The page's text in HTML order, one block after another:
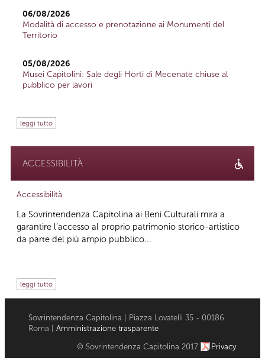
06/08/2026
Modalità di accesso e prenotazione ai Monumenti del
Territorio
05/08/2026
Musei Capitolini: Sale degli Horti di Mecenate chiuse al
pubblico per lavori
leggi tutto
ACCESSIBILITÀ
Accessibilità
La Sovrintendenza Capitolina ai Beni Culturali mira a
garantire l’accesso al proprio patrimonio storico-artistico
da parte del più ampio pubblico...
leggi tutto
Sovrintendenza Capitolina | Piazza Lovatelli 35 - 00186
Roma | Amministrazione trasparente
© Sovrintendenza Capitolina 2017 Privacy